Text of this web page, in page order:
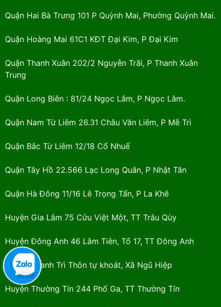
Quận Hai Bà Trưng 101 P Quỳnh Mai, Phường Quỳnh Mai.
Quận Hoàng Mai 61C1 KĐT Đại Kim, P Đại Kim
Quận Thanh Xuân 202/2 Nguyễn Trãi, P Thanh Xuân
Trung
Quận Long Biên : 81/24 Ngọc Lâm, P Ngọc Lâm.
Quận Nam Từ Liêm 26.31 Châu Văn Liêm, P Mễ Trì
Quận Bắc Từ Liêm 12/18 Cổ Nhuế
Quận Tây Hồ 22.566 Lạc Long Quân, P Nhật Tân
Quận Hà Đông 11/16 Lê Trọng Tấn, P La Khê
Huyện Gia Lâm 75 Cửu Việt Một, TT Trâu Qùy
Huyện Đông Anh 46 Lâm Tiên, Tổ 17, TT Đông Anh
Huyện Thanh Trì Thôn tự khoát, Xã Ngũ Hiệp
Huyện Thường Tín 244 Phố Ga, TT Thường Tín